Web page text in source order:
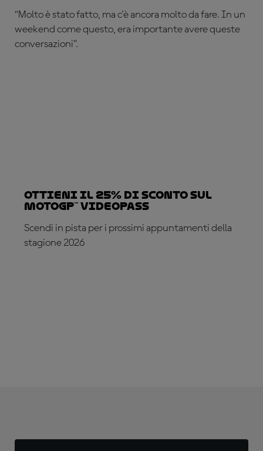
“Molto è stato fatto, ma c'è ancora molto da fare. In un
weekend come questo, era importante avere queste
conversazioni”.
Ottieni il 25% di sconto sul
MotoGP™ VideoPass
Scendi in pista per i prossimi appuntamenti della
stagione 2026